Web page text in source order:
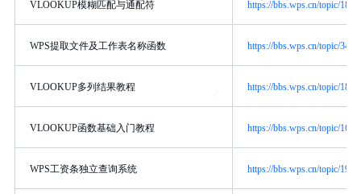
VLOOKUP模糊匹配与通配符 https://bbs.wps.cn/topic/
WPS提取文件及工作表名称函数 https://bbs.wps.cn/topic/
VLOOKUP多列结果教程 https://bbs.wps.cn/topic/
VLOOKUP函数基础入门教程 https://bbs.wps.cn/topic/
WPS工资条独立查询系统 https://bbs.wps.cn/topic/